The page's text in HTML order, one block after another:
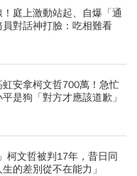
庭上激動站起、自爆「通
對話神打臉：吃相難看
安拿柯文哲700萬！急忙
是狗「對方才應該道歉」
柯文哲被判17年，昔日同
的差別從不在能力」